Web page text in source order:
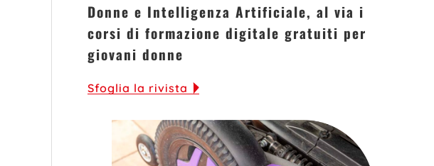
Donne e Intelligenza Artificiale, al via i
corsi di formazione digitale gratuiti per
giovani donne
Sfoglia la rivista